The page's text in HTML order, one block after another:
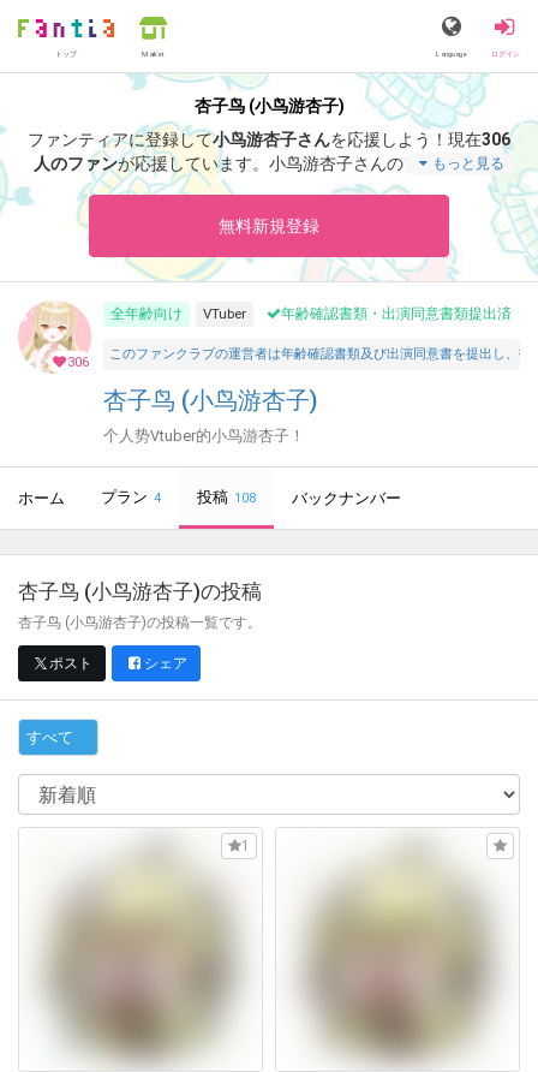
トップ Market Language ログイン
杏子鸟 (小鸟游杏子)
ファンティアに登録して小鸟游杏子さんを応援しよう！ 現在306
人のファンが応援しています。 小鸟游杏子さんのファンクラブ
「
小鸟游杏子」では、「怎么去加拿大
」などの特別なコンテンツ
もっと見る
無料新規登録
306
全年齢向け VTuber 年齢確認書類・出演同意書類提出済
このファンクラブの運営者は年齢確認書類及び出演同意書を提出し、
杏子鸟 (小鸟游杏子)
个人势Vtuber的小鸟游杏子！
ホーム プラン 4 投稿 108 バックナンバー
杏子鸟 (小鸟游杏子)の投稿
杏子鸟 (小鸟游杏子)の投稿一覧です。
ポスト シェア
すべて
1